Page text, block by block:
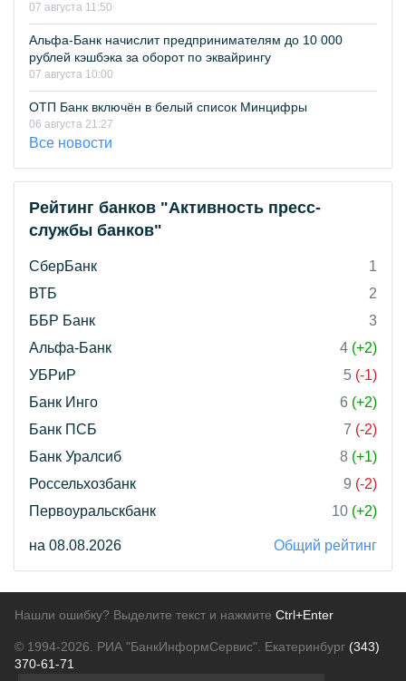
07 августа 11:50
Альфа-Банк начислит предпринимателям до 10 000
рублей кэшбэка за оборот по эквайрингу
07 августа 10:00
ОТП Банк включён в белый список Минцифры
06 августа 21:27
Все новости
Рейтинг банков "Активность пресс-
службы банков"
СберБанк
1
ВТБ
2
ББР Банк
3
Альфа-Банк
4 (+2)
УБРиР
5 (-1)
Банк Инго
6 (+2)
Банк ПСБ
7 (-2)
Банк Уралсиб
8 (+1)
Россельхозбанк
9 (-2)
Первоуральскбанк
10 (+2)
на 08.08.2026 Общий рейтинг
Нашли ошибку? Выделите текст и нажмите Ctrl+Enter
© 1994-2026. РИА "БанкИнформСервис". Екатеринбург (343)
370-61-71